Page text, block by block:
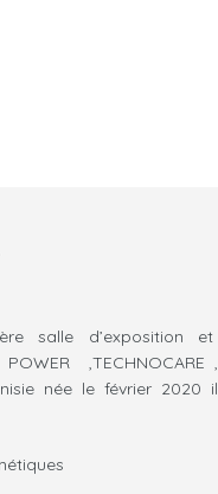
salle d’exposition et
,TECHNOCARE ,
née le février 2020 il